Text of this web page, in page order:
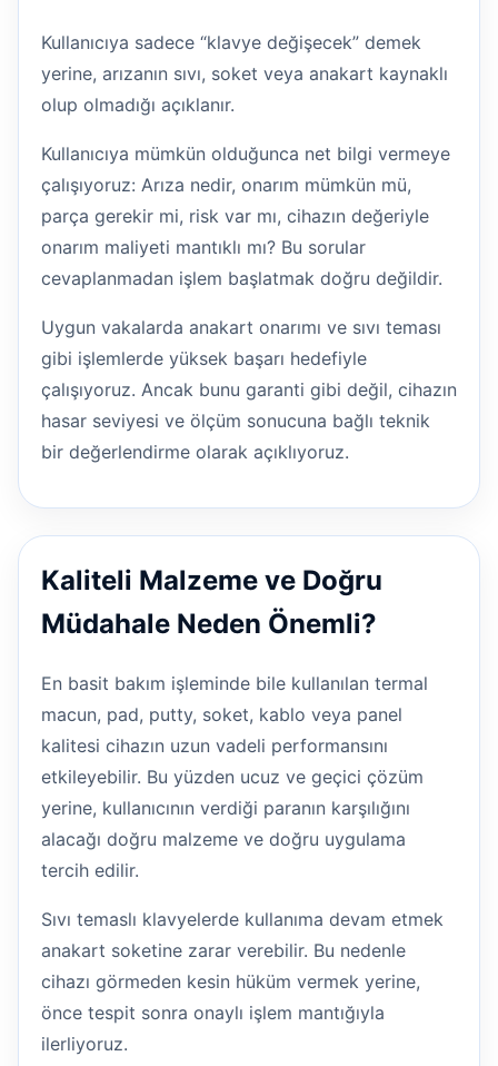
Kullanıcıya sadece “klavye değişecek” demek
yerine, arızanın sıvı, soket veya anakart kaynaklı
olup olmadığı açıklanır.
Kullanıcıya mümkün olduğunca net bilgi vermeye
çalışıyoruz: Arıza nedir, onarım mümkün mü,
parça gerekir mi, risk var mı, cihazın değeriyle
onarım maliyeti mantıklı mı? Bu sorular
cevaplanmadan işlem başlatmak doğru değildir.
Uygun vakalarda anakart onarımı ve sıvı teması
gibi işlemlerde yüksek başarı hedefiyle
çalışıyoruz. Ancak bunu garanti gibi değil, cihazın
hasar seviyesi ve ölçüm sonucuna bağlı teknik
bir değerlendirme olarak açıklıyoruz.
Kaliteli Malzeme ve Doğru
Müdahale Neden Önemli?
En basit bakım işleminde bile kullanılan termal
macun, pad, putty, soket, kablo veya panel
kalitesi cihazın uzun vadeli performansını
etkileyebilir. Bu yüzden ucuz ve geçici çözüm
yerine, kullanıcının verdiği paranın karşılığını
alacağı doğru malzeme ve doğru uygulama
tercih edilir.
Sıvı temaslı klavyelerde kullanıma devam etmek
anakart soketine zarar verebilir. Bu nedenle
cihazı görmeden kesin hüküm vermek yerine,
önce tespit sonra onaylı işlem mantığıyla
ilerliyoruz.